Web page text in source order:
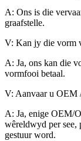
A: Ons is die
graafstelle.
V: Kan jy die vorm
A: Ja, ons kan die
vormfooi betaal.
V: Aanvaar u OEM
A: Ja, enige OEM/
wêreldwyd per see,
gestuur word.